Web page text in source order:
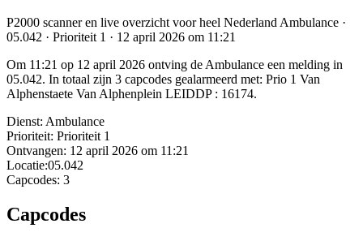
P2000 scanner en live overzicht voor heel Nederland Ambulance ·
05.042 · Prioriteit 1 · 12 april 2026 om 11:21
Om 11:21 op 12 april 2026 ontving de Ambulance een melding in
05.042. In totaal zijn 3 capcodes gealarmeerd met: Prio 1 Van
Alphenstaete Van Alphenplein LEIDDP : 16174.
Dienst: Ambulance
Prioriteit: Prioriteit 1
Ontvangen: 12 april 2026 om 11:21
Locatie:05.042
Capcodes: 3
Capcodes